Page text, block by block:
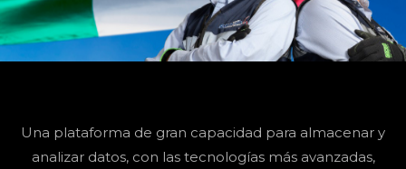
Una plataforma de gran capacidad para almacenar y
analizar datos, con las tecnologías más avanzadas,